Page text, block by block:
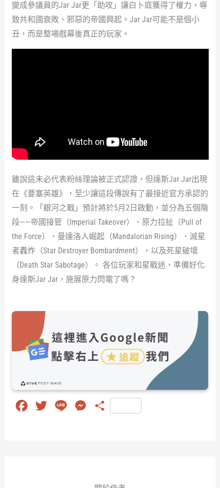
變成參議員的Jar Jar更「助攻」讓白卜庭獲得了權力，導
致共和國衰敗、邪惡的帝國興起。Jar Jar可能不是個小
丑，而是整場戲幕後真正的玩家。
雖說這未必代表粉絲理論被正式認證，但達斯Jar Jar出現
在《要塞英雄》，至少讓這段傳說有了最接近官方承認的
一刻。「銀河之戰」預計將於5月2日啟動，並分為五個階
段——帝國接管（Imperial Takeover）、原力拉扯（Pull of
the Force）、曼達洛人崛起（Mandalorian Rising）、滅星
者轟炸（Star Destroyer Bombardment），以及死星破壞
（Death Star Sabotage）。 各位玩家和星戰迷，準備好化
身達斯Jar Jar，施展原力閃電了嗎？
Fa
T
Li
M 分